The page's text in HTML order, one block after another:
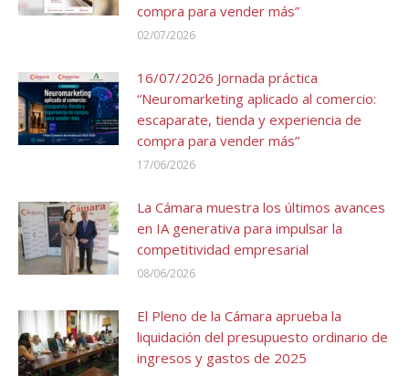
compra para vender más”
02/07/2026
16/07/2026 Jornada práctica
“Neuromarketing aplicado al comercio:
escaparate, tienda y experiencia de
compra para vender más”
17/06/2026
La Cámara muestra los últimos avances
en IA generativa para impulsar la
competitividad empresarial
08/06/2026
El Pleno de la Cámara aprueba la
liquidación del presupuesto ordinario de
ingresos y gastos de 2025